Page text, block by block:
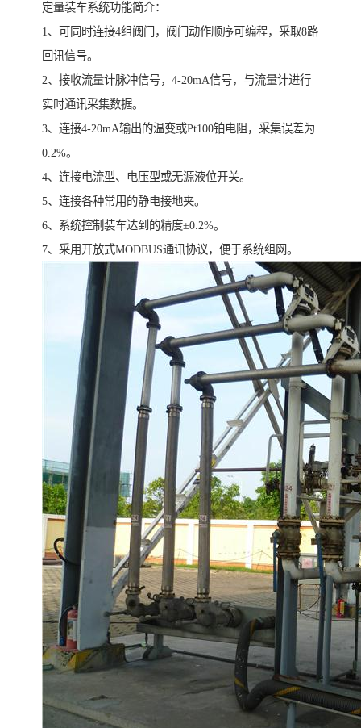
定量装车系统功能简介：
1、可同时连接4组阀门，阀门动作顺序可编程，采取8路
回讯信号。
2、接收流量计脉冲信号，4-20mA信号，与流量计进行
实时通讯采集数据。
3、连接4-20mA输出的温变或Pt100铂电阻，采集误差为
0.2%。
4、连接电流型、电压型或无源液位开关。
5、连接各种常用的静电接地夹。
6、系统控制装车达到的精度±0.2%。
7、采用开放式MODBUS通讯协议，便于系统组网。